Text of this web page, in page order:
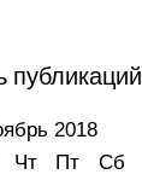
публикаций
2018
Чт Пт Сб